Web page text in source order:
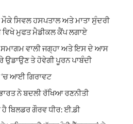
ਸਿਵਲ ਹਸਪਤਾਲ ਅਤੇ ਮਾਤਾ ਸੁੰਦਰੀ
ਮੁਫਤ ਮੈਡੀਕਲ ਕੈਂਪ ਲਗਾਏ
ਸਮਾਗਮ ਵਾਲੀ ਜਗ੍ਹਾ ਅਤੇ ਇਸ ਦੇ ਆਸ
ਉਡਾਉਣ ਤੇ ਹੋਵੇਗੀ ਪੂਰਨ ਪਾਬੰਦੀ
‘ਚ ਆਈ ਗਿਰਾਵਟ
ਨੇ ਬਦਲੀ ਰੱਖਿਆ ਰਣਨੀਤੀ
ਬਿਲਡਰ ਗੌਰਵ ਧੀਰ: ਈ.ਡੀ